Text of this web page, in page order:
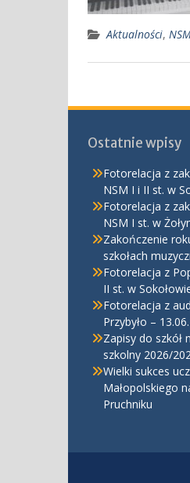
Aktualności,
Ostatnie wpisy
Fotorelacja z
NSM I i II st. w
Fotorelacja z
NSM I st. w
Zakończenie
szkołach
Fotorelacja z
II st. w
Fotorelacja z
Przybyło –
Zapisy do szkół
szkolny 2026/
Wielki sukces
Małopolskiego
Pruchniku